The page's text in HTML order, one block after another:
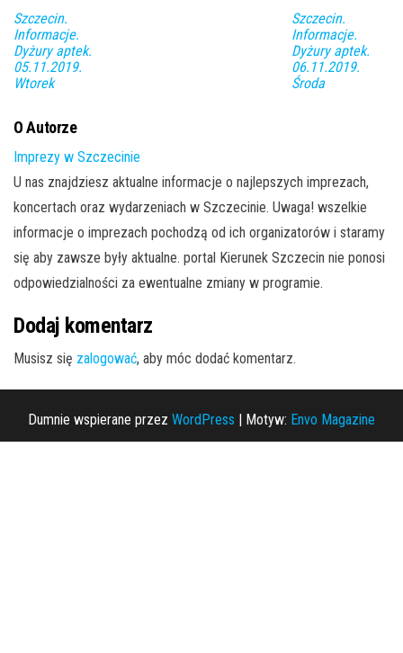
Szczecin.
Informacje.
Dyżury aptek.
05.11.2019.
Wtorek
Szczecin.
Informacje.
Dyżury aptek.
06.11.2019.
Środa
O Autorze
Imprezy w Szczecinie
U nas znajdziesz aktualne informacje o najlepszych imprezach,
koncertach oraz wydarzeniach w Szczecinie. Uwaga! wszelkie
informacje o imprezach pochodzą od ich organizatorów i staramy
się aby zawsze były aktualne. portal Kierunek Szczecin nie ponosi
odpowiedzialności za ewentualne zmiany w programie.
Dodaj komentarz
Musisz się zalogować, aby móc dodać komentarz.
Dumnie wspierane przez WordPress | Motyw: Envo Magazine